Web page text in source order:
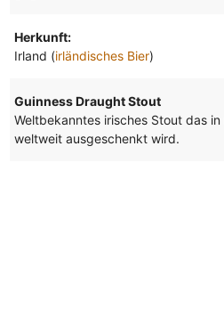
Herkunft:
Irland (irländisches Bier)
Guinness Draught Stout
Weltbekanntes irisches Stout das
weltweit ausgeschenkt wird.